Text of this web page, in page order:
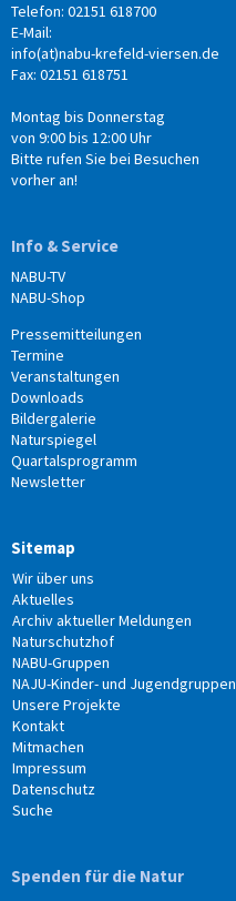
Telefon: 02151 618700
E-Mail:
info(at)nabu-krefeld-viersen.de
Fax: 02151 618751
Montag bis Donnerstag
von 9:00 bis 12:00 Uhr
Bitte rufen Sie bei Besuchen
vorher an!
Info & Service
NABU-TV
NABU-Shop
Pressemitteilungen
Termine
Veranstaltungen
Downloads
Bildergalerie
Naturspiegel
Quartalsprogramm
Newsletter
Sitemap
Wir über uns
Aktuelles
Archiv aktueller Meldungen
Naturschutzhof
NABU-Gruppen
NAJU-Kinder- und Jugendgruppen
Unsere Projekte
Kontakt
Mitmachen
Impressum
Datenschutz
Suche
Spenden für die Natur